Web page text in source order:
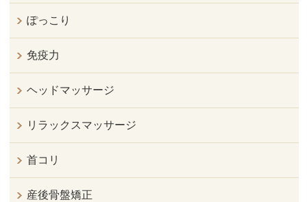
ぽっこり
免疫力
ヘッドマッサージ
リラックスマッサージ
首コリ
産後骨盤矯正